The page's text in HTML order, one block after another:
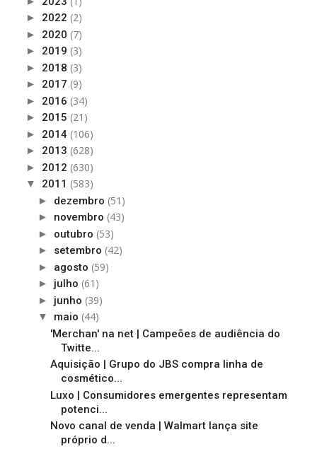
► 2022 (2)
► 2020 (7)
► 2019 (3)
► 2018 (3)
► 2017 (9)
► 2016 (34)
► 2015 (21)
► 2014 (106)
► 2013 (628)
► 2012 (630)
▼ 2011 (583)
► dezembro (51)
► novembro (43)
► outubro (53)
► setembro (42)
► agosto (59)
► julho (61)
► junho (39)
▼ maio (44)
'Merchan' na net | Campeões de audiência do
Twitte...
Aquisição | Grupo do JBS compra linha de
cosmético...
Luxo | Consumidores emergentes representam
potenci...
Novo canal de venda | Walmart lança site
próprio d...